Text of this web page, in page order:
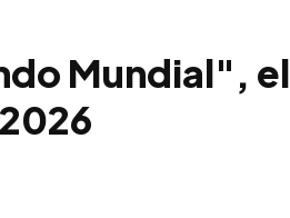
Mundial", el